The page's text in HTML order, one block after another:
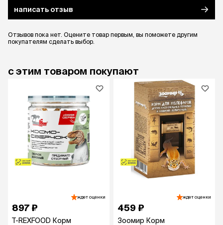
дней в морозильной камере.
дней с даты производства.
написать отзыв
Отзывов пока нет. Оцените товар первым, вы поможете другим
покупателям сделать выбор.
с этим товаром покупают
ждет оценки
897 ₽
T-REXFOOD Корм
ждет оценки
459 ₽
Зоомир Корм